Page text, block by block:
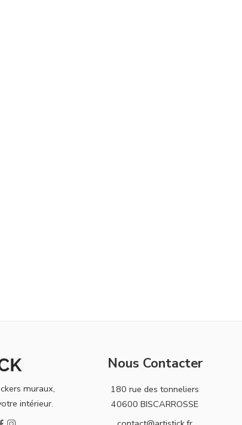
muraux,
intérieur.
Nous Contacter
180 rue des tonneliers
40600 BISCARROSSE